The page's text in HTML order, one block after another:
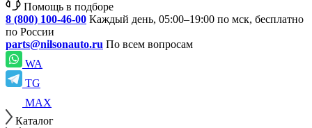
Помощь в подборе
8 (800) 100-46-00 Каждый день, 05:00–19:00 по мск, бесплатно
по России
parts@nilsonauto.ru По всем вопросам
WA
TG
MAX
Каталог